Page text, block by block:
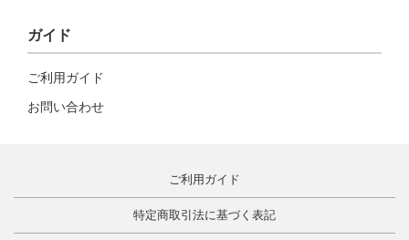
ガイド
ご利用ガイド
お問い合わせ
ご利用ガイド
特定商取引法に基づく表記